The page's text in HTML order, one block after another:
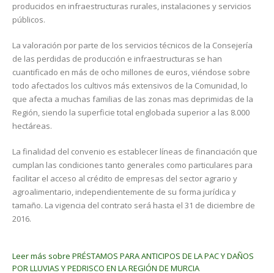
producidos en infraestructuras rurales, instalaciones y servicios
públicos.
La valoración por parte de los servicios técnicos de la Consejería
de las perdidas de producción e infraestructuras se han
cuantificado en más de ocho millones de euros, viéndose sobre
todo afectados los cultivos más extensivos de la Comunidad, lo
que afecta a muchas familias de las zonas mas deprimidas de la
Región, siendo la superficie total englobada superior a las 8.000
hectáreas.
La finalidad del convenio es establecer líneas de financiación que
cumplan las condiciones tanto generales como particulares para
facilitar el acceso al crédito de empresas del sector agrario y
agroalimentario, independientemente de su forma jurídica y
tamaño. La vigencia del contrato será hasta el 31 de diciembre de
2016.
Leer más sobre PRÉSTAMOS PARA ANTICIPOS DE LA PAC Y DAÑOS
POR LLUVIAS Y PEDRISCO EN LA REGIÓN DE MURCIA